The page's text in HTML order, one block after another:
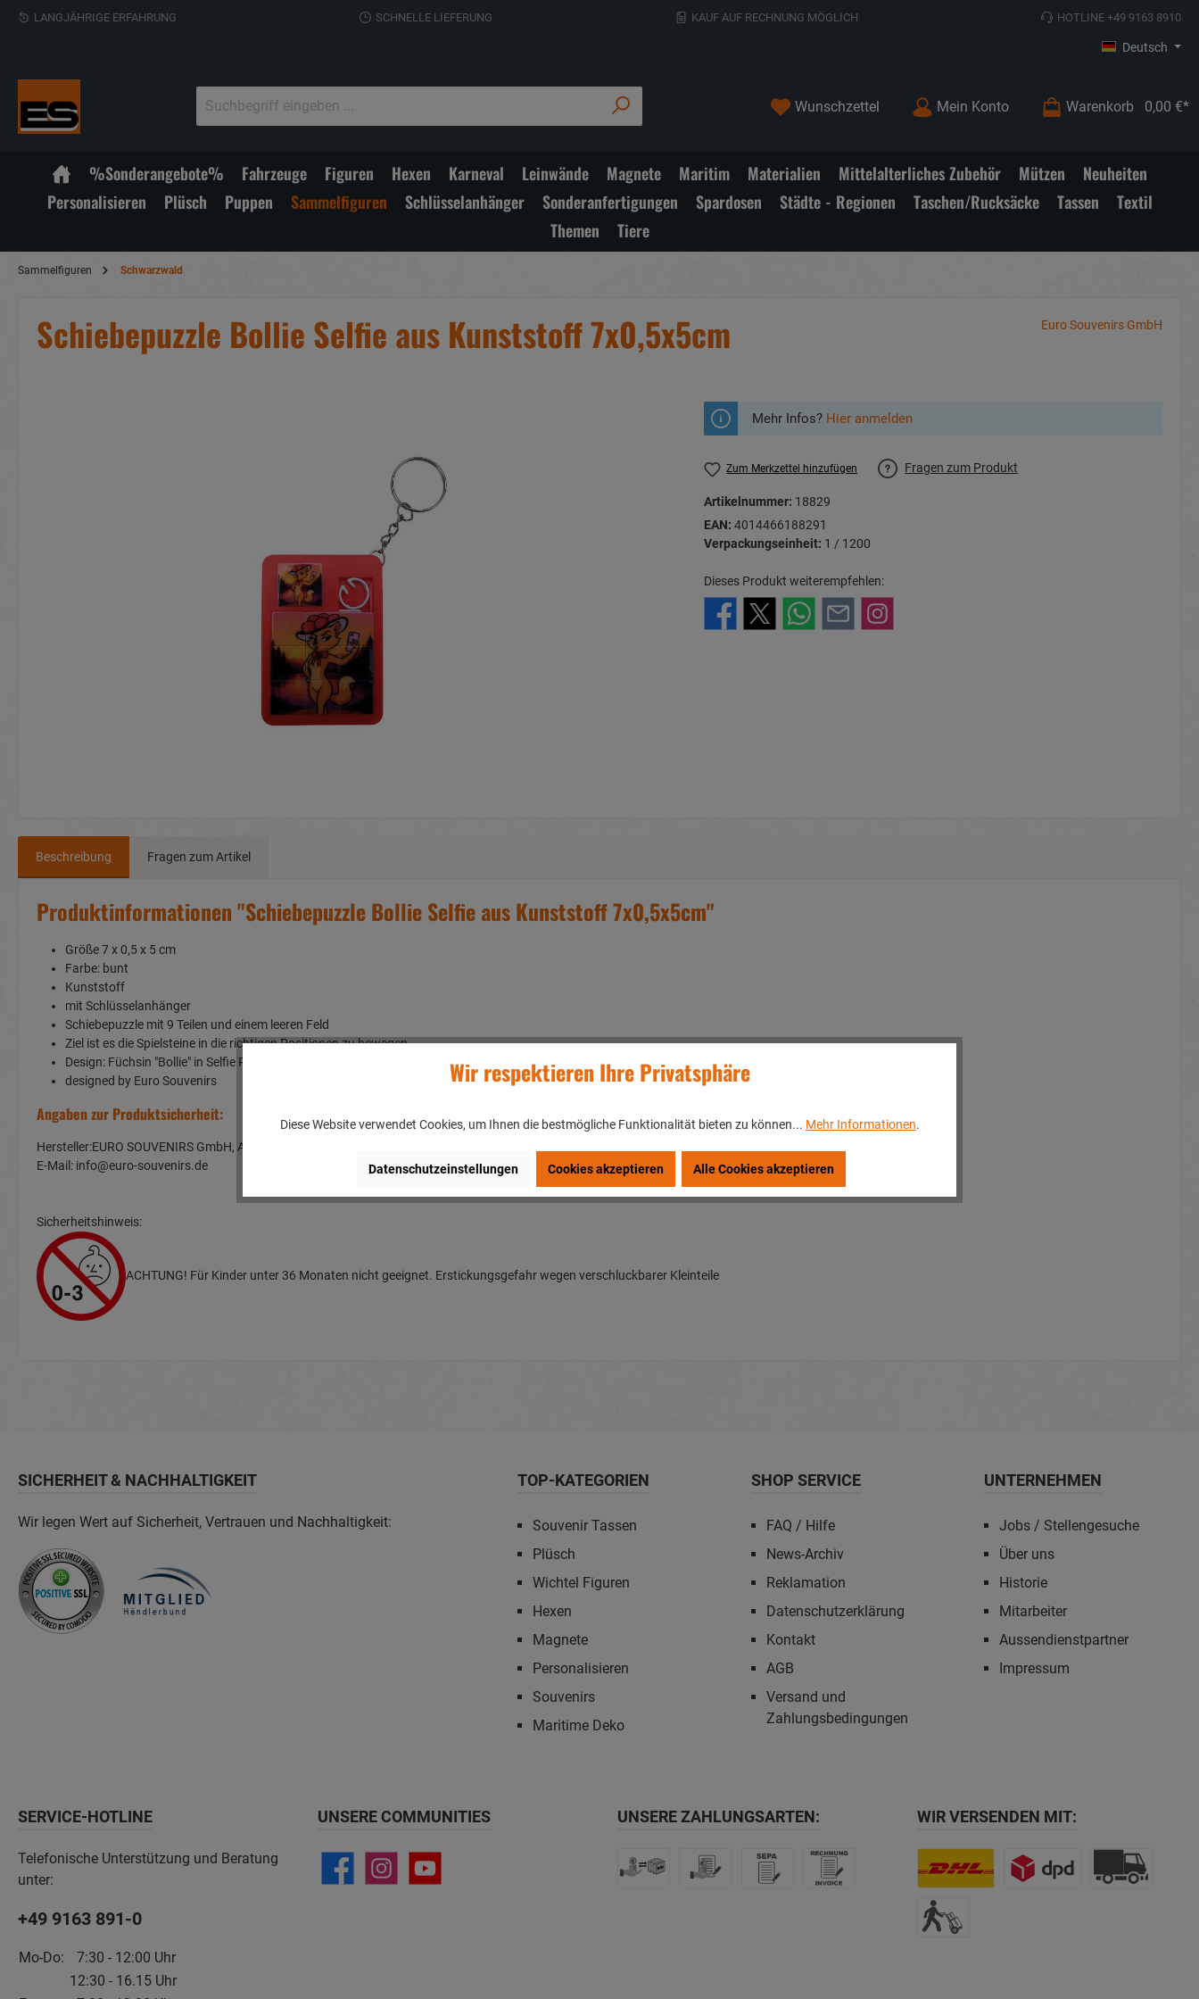
LANGJÄHRIGE ERFAHRUNG SCHNELLE LIEFERUNG KAUF AUF RECHNUNG MÖGLICH HOTLINE +49 9163 8910
Deutsch
Wunschzettel Mein Konto Warenkorb 0,00 €*
%Sonderangebote% Fahrzeuge Figuren Hexen Karneval Leinwände Magnete Maritim Materialien Mittelalterliches Zubehör Mützen
Neuheiten
Personalisieren
Plüsch Puppen Sammelfiguren Schlüsselanhänger Sonderanfertigungen Spardosen Städte - Regionen Taschen/Rucksäcke Tassen
Textil
Themen
Tiere
Sammelfiguren Schwarzwald
Schiebepuzzle Bollie Selfie aus Kunststoff 7x0,5x5cm Euro Souvenirs GmbH
Mehr Infos? Hier anmelden
Zum Merkzettel hinzufügen Fragen zum Produkt
Artikelnummer: 18829
EAN: 4014466188291
Verpackungseinheit: 1 / 1200
Dieses Produkt weiterempfehlen:
Beschreibung Fragen zum Artikel
Produktinformationen "Schiebepuzzle Bollie Selfie aus Kunststoff 7x0,5x5cm"
Größe 7 x 0,5 x 5 cm
Farbe: bunt
Kunststoff
mit Schlüsselanhänger
Schiebepuzzle mit 9 Teilen und einem leeren Feld
Ziel ist es die Spielsteine in die richtigen Positionen zu bewegen
Design: Füchsin "Bollie" in Selfie Pose
designed by Euro Souvenirs
Angaben zur Produktsicherheit:
Hersteller:EURO SOUVENIRS GmbH, Am Rosenbühl 2, 91466 Gerhardshofen/DEUTSCHLAND
E-Mail: info@euro-souvenirs.de
Sicherheitshinweis:
ACHTUNG! Für Kinder unter 36 Monaten nicht geeignet. Erstickungsgefahr wegen verschluckbarer Kleinteile
SICHERHEIT & NACHHALTIGKEIT
Wir legen Wert auf Sicherheit, Vertrauen und Nachhaltigkeit:
TOP-KATEGORIEN
Souvenir Tassen
Plüsch
Wichtel Figuren
Hexen
Magnete
Personalisieren
Souvenirs
Maritime Deko
SHOP SERVICE
FAQ / Hilfe
News-Archiv
Reklamation
Datenschutzerklärung
Kontakt
AGB
Versand und
Zahlungsbedingungen
UNTERNEHMEN
Jobs / Stellengesuche
Über uns
Historie
Mitarbeiter
Aussendienstpartner
Impressum
SERVICE-HOTLINE
Telefonische Unterstützung und Beratung
unter:
+49 9163 891-0
Mo-Do:
7:30 - 12:00 Uhr
12:30 - 16.15 Uhr
UNSERE COMMUNITIES UNSERE ZAHLUNGSARTEN: WIR VERSENDEN MIT:
Wir respektieren Ihre Privatsphäre
Diese Website verwendet Cookies, um Ihnen die bestmögliche Funktionalität bieten zu können... Mehr Informationen.
Datenschutzeinstellungen Cookies akzeptieren Alle Cookies akzeptieren